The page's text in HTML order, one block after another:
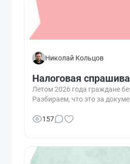
Николай Кольцов
Налоговая
Летом 2026 года граждане
Разбираем, что это за
157